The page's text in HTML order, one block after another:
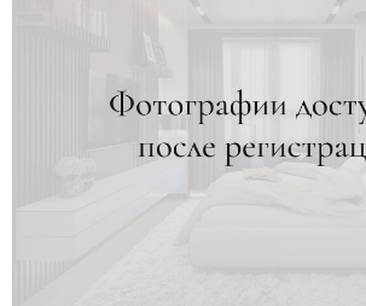
Коммерческие объекты